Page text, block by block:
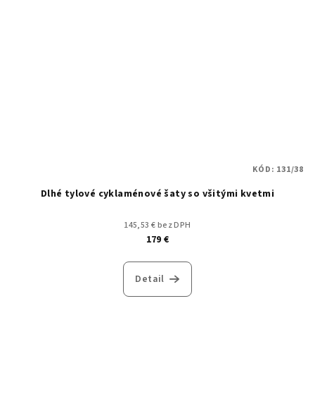
Dlhé tylové cyklaménové šaty so všitými kvetmi
145,53 € bez DPH
179 €
Detail
KÓD: 131/38